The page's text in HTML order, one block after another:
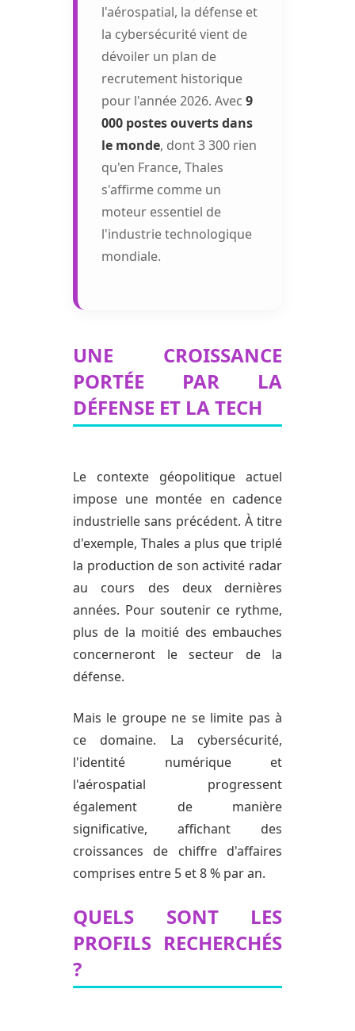
l'aérospatial, la défense et
la cybersécurité vient de
dévoiler un plan de
recrutement historique
pour l'année 2026. Avec 9
000 postes ouverts dans
le monde, dont 3 300 rien
qu'en France, Thales
s'affirme comme un
moteur essentiel de
l'industrie technologique
mondiale.
UNE CROISSANCE
PORTÉE PAR LA
DÉFENSE ET LA TECH
Le contexte géopolitique actuel
impose une montée en cadence
industrielle sans précédent. À titre
d'exemple, Thales a plus que triplé
la production de son activité radar
au cours des deux dernières
années. Pour soutenir ce rythme,
plus de la moitié des embauches
concerneront le secteur de la
défense.
Mais le groupe ne se limite pas à
ce domaine. La cybersécurité,
l'identité numérique et
l'aérospatial progressent
également de manière
significative, affichant des
croissances de chiffre d'affaires
comprises entre 5 et 8 % par an.
QUELS SONT LES
PROFILS RECHERCHÉS
?